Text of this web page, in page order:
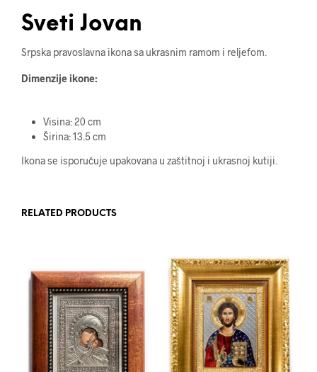
Sveti Jovan
Srpska pravoslavna ikona sa ukrasnim ramom i reljefom.
Dimenzije ikone:
Visina: 20 cm
Širina: 13.5 cm
Ikona se isporučuje upakovana u zaštitnoj i ukrasnoj kutiji.
RELATED PRODUCTS